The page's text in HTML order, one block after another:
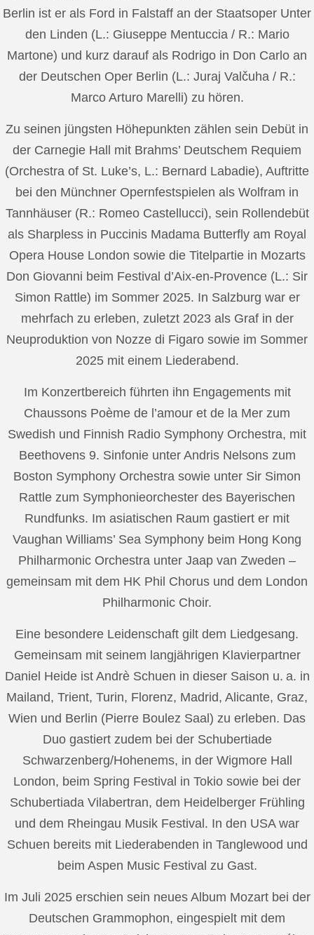
Berlin ist er als Ford in Falstaff an der Staatsoper Unter
den Linden (L.: Giuseppe Mentuccia / R.: Mario
Martone) und kurz darauf als Rodrigo in Don Carlo an
der Deutschen Oper Berlin (L.: Juraj Valčuha / R.:
Marco Arturo Marelli) zu hören.
Zu seinen jüngsten Höhepunkten zählen sein Debüt in
der Carnegie Hall mit Brahms’ Deutschem Requiem
(Orchestra of St. Luke’s, L.: Bernard Labadie), Auftritte
bei den Münchner Opernfestspielen als Wolfram in
Tannhäuser (R.: Romeo Castellucci), sein Rollendebüt
als Sharpless in Puccinis Madama Butterfly am Royal
Opera House London sowie die Titelpartie in Mozarts
Don Giovanni beim Festival d’Aix-en-Provence (L.: Sir
Simon Rattle) im Sommer 2025. In Salzburg war er
mehrfach zu erleben, zuletzt 2023 als Graf in der
Neuproduktion von Nozze di Figaro sowie im Sommer
2025 mit einem Liederabend.
Im Konzertbereich führten ihn Engagements mit
Chaussons Poème de l’amour et de la Mer zum
Swedish und Finnish Radio Symphony Orchestra, mit
Beethovens 9. Sinfonie unter Andris Nelsons zum
Boston Symphony Orchestra sowie unter Sir Simon
Rattle zum Symphonieorchester des Bayerischen
Rundfunks. Im asiatischen Raum gastiert er mit
Vaughan Williams’ Sea Symphony beim Hong Kong
Philharmonic Orchestra unter Jaap van Zweden –
gemeinsam mit dem HK Phil Chorus und dem London
Philharmonic Choir.
Eine besondere Leidenschaft gilt dem Liedgesang.
Gemeinsam mit seinem langjährigen Klavierpartner
Daniel Heide ist Andrè Schuen in dieser Saison u. a. in
Mailand, Trient, Turin, Florenz, Madrid, Alicante, Graz,
Wien und Berlin (Pierre Boulez Saal) zu erleben. Das
Duo gastiert zudem bei der Schubertiade
Schwarzenberg/Hohenems, in der Wigmore Hall
London, beim Spring Festival in Tokio sowie bei der
Schubertiada Vilabertran, dem Heidelberger Frühling
und dem Rheingau Musik Festival. In den USA war
Schuen bereits mit Liederabenden in Tanglewood und
beim Aspen Music Festival zu Gast.
Im Juli 2025 erschien sein neues Album Mozart bei der
Deutschen Grammophon, eingespielt mit dem